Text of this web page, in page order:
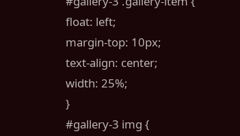
float: left;
margin-top: 10px;
text-align: center;
width: 25%;
}
#gallery-3 img {